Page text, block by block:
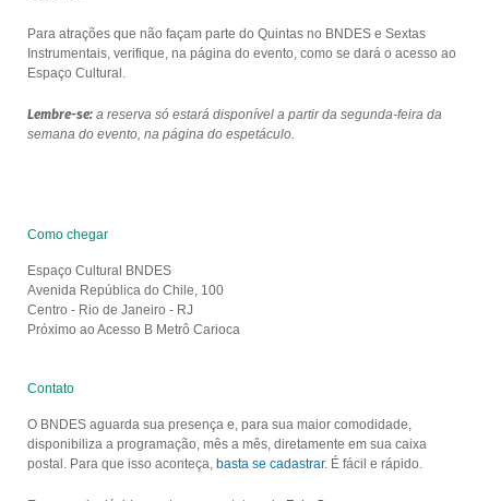
Para atrações que não façam parte do Quintas no BNDES e Sextas
Instrumentais, verifique, na página do evento, como se dará o acesso ao
Espaço Cultural.
Lembre-se:a reserva só estará disponível a partir da segunda-feira da
semana do evento, na página do espetáculo.
Como chegar
Espaço Cultural BNDES
Avenida República do Chile, 100
Centro - Rio de Janeiro - RJ
Próximo ao Acesso B Metrô Carioca
Contato
O BNDES aguarda sua presença e, para sua maior comodidade,
disponibiliza a programação, mês a mês, diretamente em sua caixa
postal. Para que isso aconteça, basta se cadastrar. É fácil e rápido.